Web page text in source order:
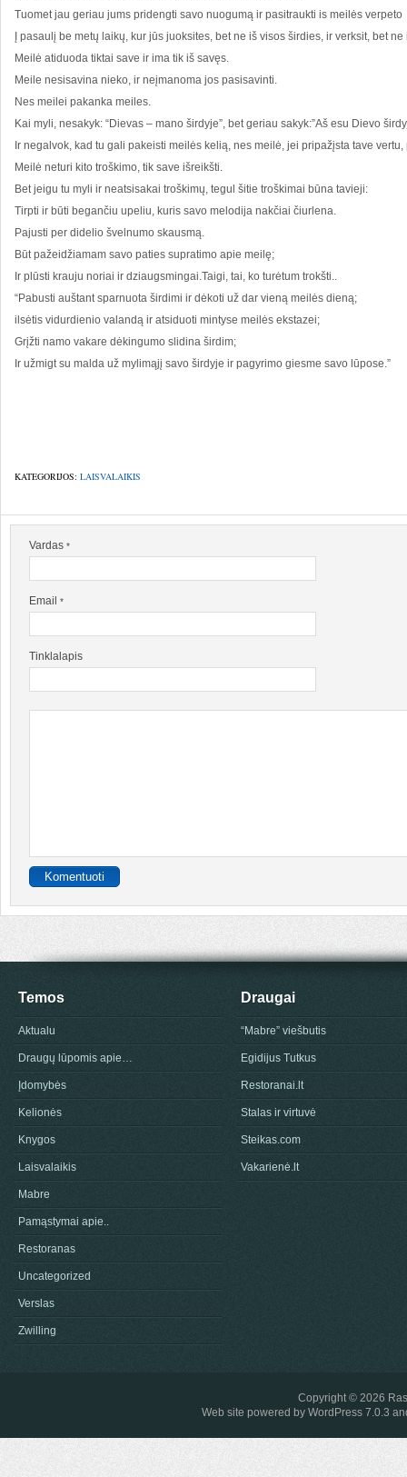
Tuomet jau geriau jums pridengti savo nuogumą ir pasitraukti is meilės verpeto
Į pasaulį be metų laikų, kur jūs juoksites, bet ne iš visos širdies, ir verksit, bet
Meilė atiduoda tiktai save ir ima tik iš savęs.
Meile nesisavina nieko, ir neįmanoma jos pasisavinti.
Nes meilei pakanka meiles.
Kai myli, nesakyk: “Dievas – mano širdyje”, bet geriau sakyk:”Aš esu Dievo
Ir negalvok, kad tu gali pakeisti meilės kelią, nes meilė, jei pripažįsta tave
Meilė neturi kito troškimo, tik save išreikšti.
Bet jeigu tu myli ir neatsisakai troškimų, tegul šitie troškimai būna tavieji:
Tirpti ir būti begančiu upeliu, kuris savo melodija nakčiai čiurlena.
Pajusti per didelio švelnumo skausmą.
Būt pažeidžiamam savo paties supratimo apie meilę;
Ir plūsti krauju noriai ir dziaugsmingai.Taigi, tai, ko turėtum trokšti..
“Pabusti auštant sparnuota širdimi ir dėkoti už dar vieną meilės dieną;
ilsėtis vidurdienio valandą ir atsiduoti mintyse meilės ekstazei;
Grįžti namo vakare dėkingumo slidina širdim;
Ir užmigt su malda už mylimąjį savo širdyje ir pagyrimo giesme savo lūpose.”
KATEGORIJOS: LAISVALAIKIS
Vardas *
Email *
Tinklalapis
Temos
Aktualu
Draugų lūpomis apie…
Įdomybės
Kelionės
Knygos
Laisvalaikis
Mabre
Pamąstymai apie..
Restoranas
Uncategorized
Verslas
Zwilling
Draugai
“Mabre” viešbutis
Egidijus Tutkus
Restoranai.lt
Stalas ir virtuvė
Steikas.com
Vakarienė.lt
Copyright © 2026
Web site powered by WordPress 7.0.3